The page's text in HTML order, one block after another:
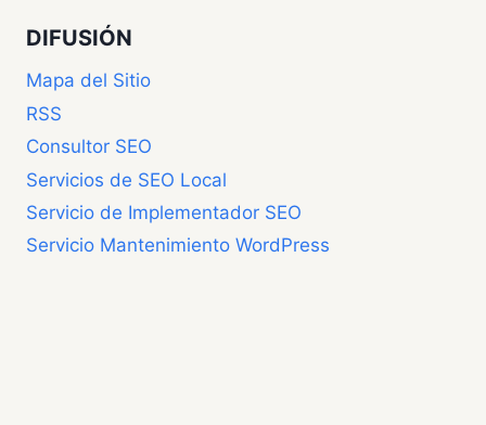
DIFUSIÓN
Mapa del Sitio
RSS
Consultor SEO
Servicios de SEO Local
Servicio de Implementador SEO
Servicio Mantenimiento WordPress